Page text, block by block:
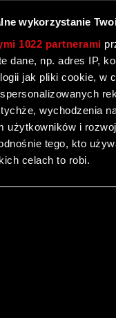
wykorzystanie
1022 partnerami
dane, np. adres IP,
jak pliki cookie, w
wychodzenia
użytkowników i
tego, kto
celach to robi.
dane dotyczące
geograficznej z
Twoje
charakteryzującego
biegłego rewidenta
finansowych za
nr 30/
informacji
wiadomości
2010 roku
załącznik